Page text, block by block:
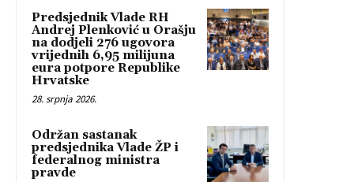
Predsjednik Vlade RH
Andrej Plenković u Orašju
na dodjeli 276 ugovora
vrijednih 6,95 milijuna
eura potpore Republike
Hrvatske
28. srpnja 2026.
Održan sastanak
predsjednika Vlade ŽP i
federalnog ministra
pravde